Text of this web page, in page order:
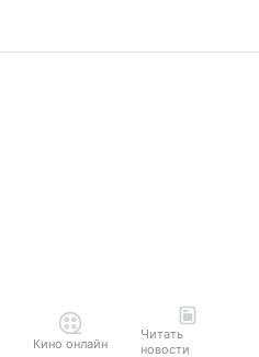
Кино онлайн
Читать
новости